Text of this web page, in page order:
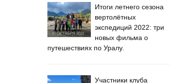
17 ОКТЯБРЯ 2022
Итоги летнего сезона
вертолётных
экспедиций 2022: три
новых фильма о
путешествиях по Уралу.
Участники клуба